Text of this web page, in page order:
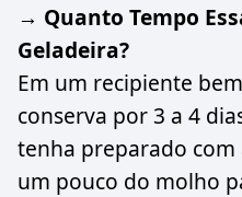
→ Quanto Tempo
Geladeira?
Em um recipiente
conserva por 3 a 4
tenha preparado com
um pouco do molho